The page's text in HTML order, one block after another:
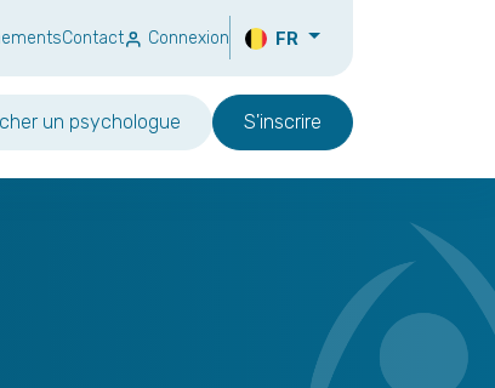
Contact Connexion FR
un psychologue S'inscrire